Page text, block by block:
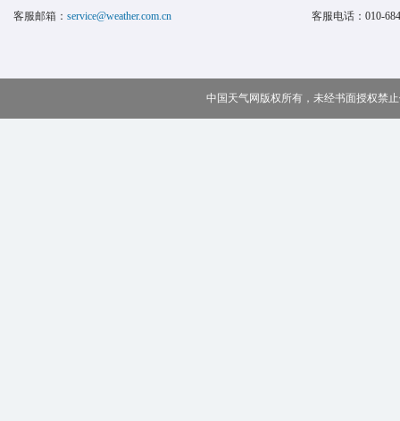
客服邮箱： service@weather.com.cn 客服电话： 010-
中国天气网版权所有，未经书面授权